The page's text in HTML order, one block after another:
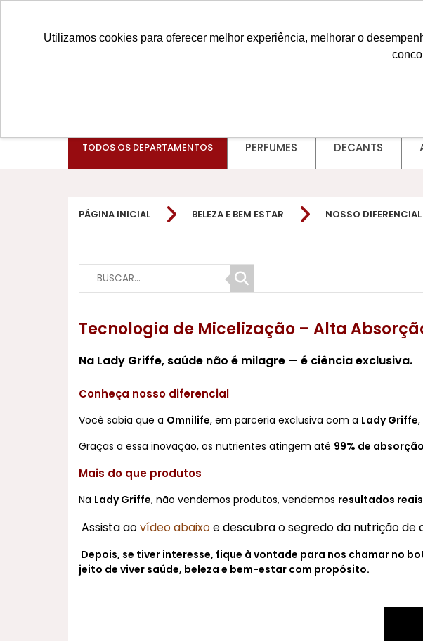
Utilizamos cookies para oferecer melhor experiência, melhorar o
TODOS OS DEPARTAMENTOS PERFUMES DECANTS
PÁGINA INICIAL BELEZA E BEM ESTAR NOSSO DIFERENCIAL
Tecnologia de Micelização – Alta
Na Lady Griffe, saúde não é milagre — é ciência exclusiva.
Conheça nosso diferencial
Você sabia que a Omnilife, em parceria exclusiva com a Lady Griffe
Graças a essa inovação, os nutrientes atingem até 99% de absorção
Mais do que produtos
Na Lady Griffe, não vendemos produtos, vendemos resultados reais
Assista aovídeo abaixoe descubra o segredo da nutrição
Depois, se tiver interesse, fique à vontade para nos chamar no
jeito de viver saúde, beleza e bem-estar com propósito.